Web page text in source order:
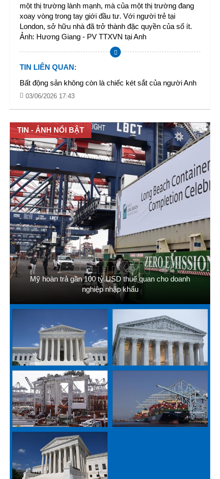
một thị trường lành mạnh, mà của một thị trường đang
xoay vòng trong tay giới đầu tư. Với người trẻ tại
London, sở hữu nhà đã trở thành đặc quyền của số ít.
Ảnh: Hương Giang - PV TTXVN tại Anh
TIN LIÊN QUAN:
Bất động sản không còn là chiếc két sắt của người Anh
03/06/2026 17:43
TIN - ẢNH NỔI BẬT
Mỹ hoàn trả gần 100 tỷ USD thuế quan cho doanh
nghiệp nhập khẩu